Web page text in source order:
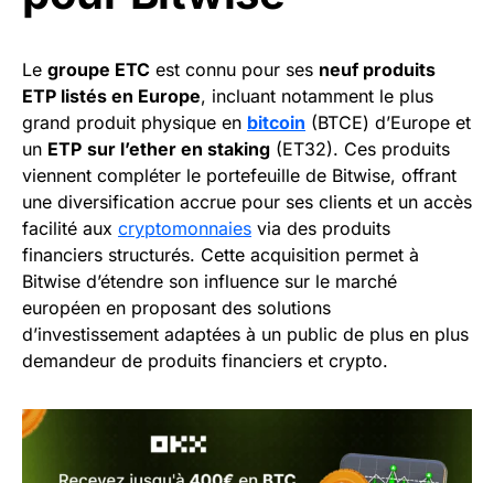
Le groupe ETC est connu pour ses neuf produits
ETP listés en Europe, incluant notamment le plus
grand produit physique en bitcoin (BTCE) d’Europe et
un ETP sur l’ether en staking (ET32). Ces produits
viennent compléter le portefeuille de Bitwise, offrant
une diversification accrue pour ses clients et un accès
facilité aux cryptomonnaies via des produits
financiers structurés. Cette acquisition permet à
Bitwise d’étendre son influence sur le marché
européen en proposant des solutions
d’investissement adaptées à un public de plus en plus
demandeur de produits financiers et crypto.